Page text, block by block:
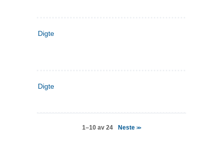
Digte
Digte
1–10 av 24 Neste>>